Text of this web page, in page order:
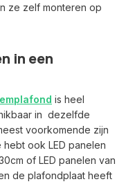
ze zelf monteren op
in een
is heel
in dezelfde
voorkomende zijn
ook LED panelen
of LED panelen van
de plafondplaat heeft